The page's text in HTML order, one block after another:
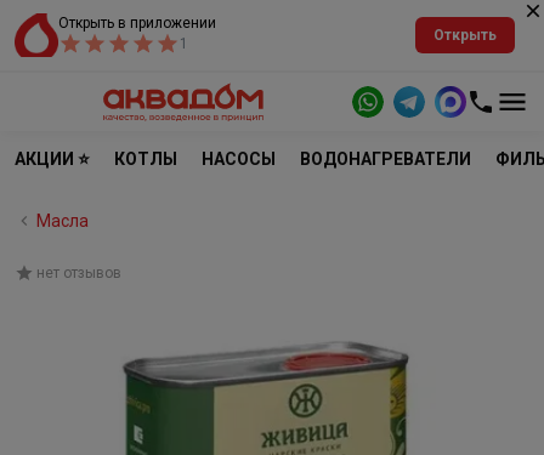
Открыть в приложении
1
Открыть
АКЦИИ ⭐ КОТЛЫ НАСОСЫ ВОДОНАГРЕВАТЕЛИ
Масла
нет отзывов